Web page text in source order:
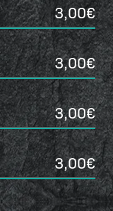
3,00€
3,00€
3,00€
3,00€